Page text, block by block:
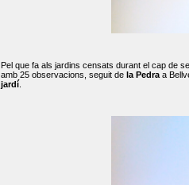
Pel que fa als jardins censats durant el cap de
amb 25 observacions, seguit de la Pedra a
jardí